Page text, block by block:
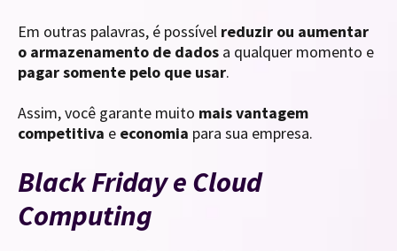
Em outras palavras, é possível reduzir ou aumentar
o armazenamento de dados a qualquer momento e
pagar somente pelo que usar.
Assim, você garante muito mais vantagem
competitiva e economia para sua empresa.
Black Friday e Cloud
Computing